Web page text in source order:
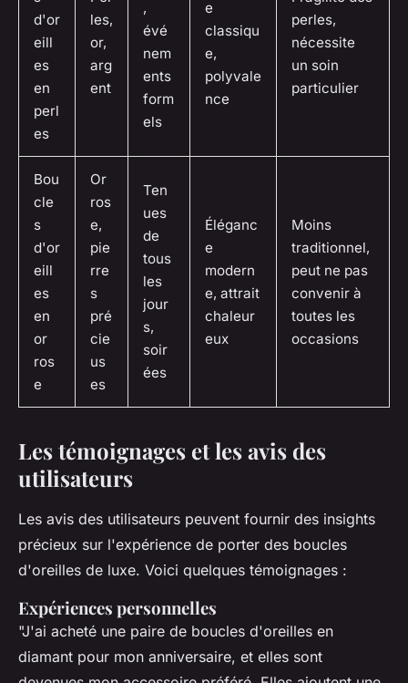
d'or
eill
es
en
perl
es
les,
or,
arg
ent
,
évé
nem
ents
form
els
e
classiqu
e,
polyvale
nce
perles,
nécessite
un soin
particulier
Bou
cle
s
d'or
eill
es
en
or
ros
e
Or
ros
e,
pie
rre
s
pré
cie
us
es
Ten
ues
de
tous
les
jour
s,
soir
ées
Éléganc
e
modern
e, attrait
chaleur
eux
Moins
traditionnel,
peut ne pas
convenir à
toutes les
occasions
Les témoignages et les avis des
utilisateurs
Les avis des utilisateurs peuvent fournir des insights
précieux sur l'expérience de porter des boucles
d'oreilles de luxe. Voici quelques témoignages :
Expériences personnelles
"J'ai acheté une paire de boucles d'oreilles en
diamant pour mon anniversaire, et elles sont